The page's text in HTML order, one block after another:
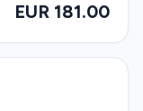
EUR 181.00